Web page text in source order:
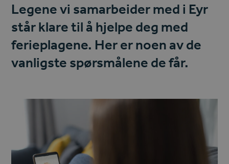
Legene vi samarbeider med i Eyr
står klare til å hjelpe deg med
ferieplagene. Her er noen av de
vanligste spørsmålene de får.